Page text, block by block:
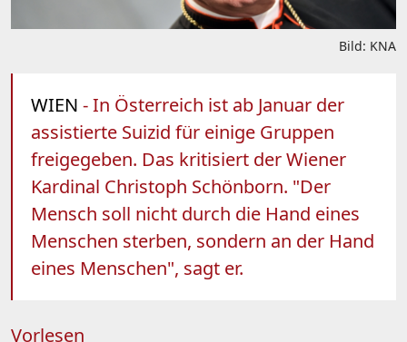
Bild: KNA
WIEN - In Österreich ist ab Januar der
assistierte Suizid für einige Gruppen
freigegeben. Das kritisiert der Wiener
Kardinal Christoph Schönborn. "Der
Mensch soll nicht durch die Hand eines
Menschen sterben, sondern an der Hand
eines Menschen", sagt er.
Vorlesen